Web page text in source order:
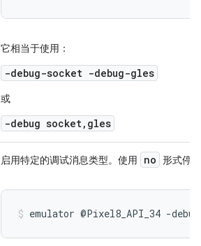
它相当于使用：
-debug-socket -debug-gles
或
-debug socket,gles
启用特定的调试消息类型。使用 no 形式停
emulator @Pixel8_API_34 -